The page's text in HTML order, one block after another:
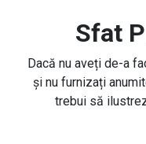
Sfat
Dacă nu aveți de-a
și nu furnizați
trebui să